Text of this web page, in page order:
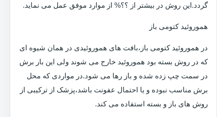
گردد.این روش در بیشتر از ؟؟% از موارد موفق عمل می نماید.
هموروئید کتومی باز
در هموروئید کتومی باز،بافت های هموروئیدی در همان شیوه ای
که در روش بسته بود هموروئید خارج می شوند ولی این بار برش
در سمت چپ زده شده و باز رها می شود.در مواردی که محل
برش مناسب نبوده و یا احتمال عفونت باشد،پزشک از ترکیبی از
روش های باز و بسته استفاده می کند.